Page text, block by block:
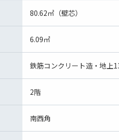
80.62㎡（壁芯）
6.09㎡
鉄筋コンクリート造・地上
2階
南西角